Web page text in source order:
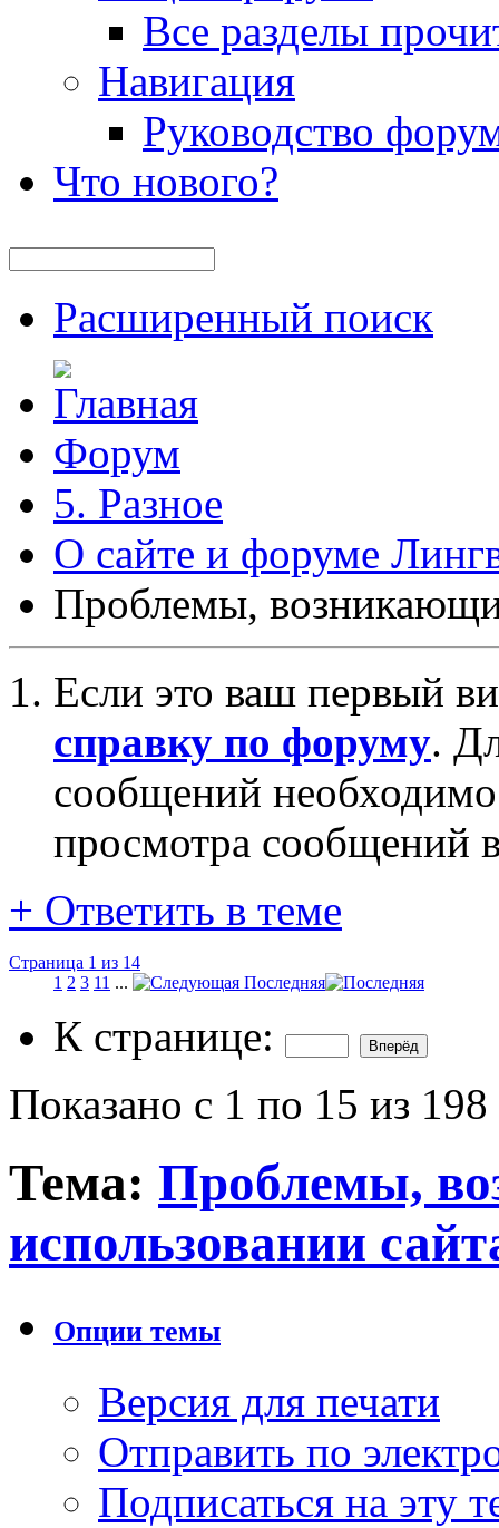
Все разделы
Навигация
Руководство
Что нового?
Расширенный поиск
Форум
5. Разное
О сайте и форуме
Проблемы,
Если это ваш первый
справку по форуму.
сообщений
просмотра сообщений
+ Ответить в теме
Страница 1 из 14
1 2 3 11 ... Последняя
К странице:
Показано с 1 по 15 из 198
Тема: Проблемы,
использовании
Опции темы
Версия для печати
Отправить по
Подписаться на эту